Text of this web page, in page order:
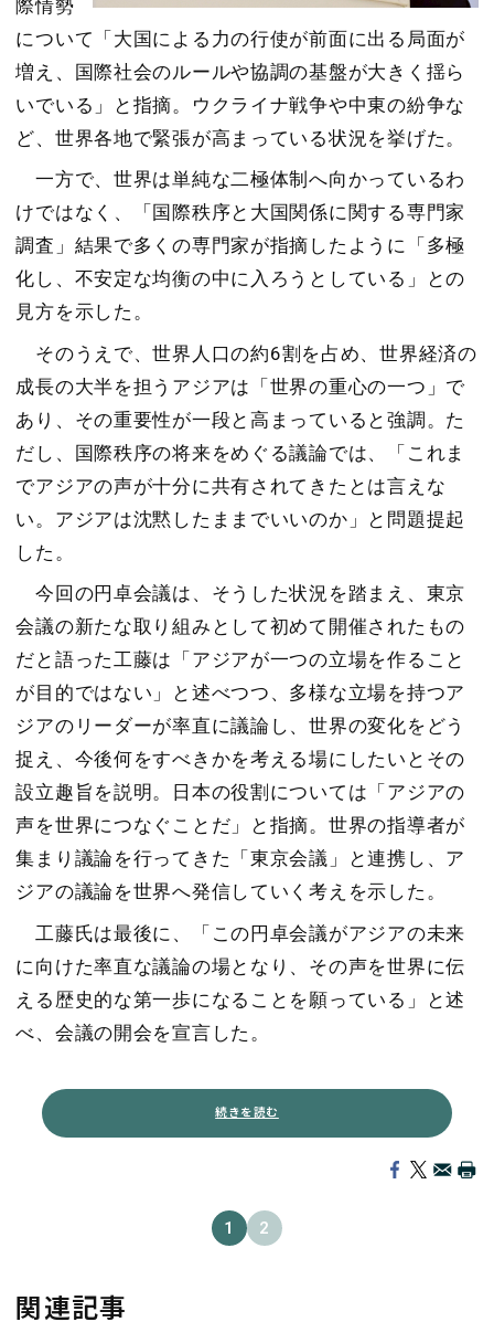
際情勢
について「大国による力の行使が前面に出る局面が
増え、国際社会のルールや協調の基盤が大きく揺ら
いでいる」と指摘。ウクライナ戦争や中東の紛争な
ど、世界各地で緊張が高まっている状況を挙げた。
一方で、世界は単純な二極体制へ向かっているわ
けではなく、「国際秩序と大国関係に関する専門家
調査」結果で多くの専門家が指摘したように「多極
化し、不安定な均衡の中に入ろうとしている」との
見方を示した。
そのうえで、世界人口の約6割を占め、世界経済の
成長の大半を担うアジアは「世界の重心の一つ」で
あり、その重要性が一段と高まっていると強調。た
だし、国際秩序の将来をめぐる議論では、「これま
でアジアの声が十分に共有されてきたとは言えな
い。アジアは沈黙したままでいいのか」と問題提起
した。
今回の円卓会議は、そうした状況を踏まえ、東京
会議の新たな取り組みとして初めて開催されたもの
だと語った工藤は「アジアが一つの立場を作ること
が目的ではない」と述べつつ、多様な立場を持つア
ジアのリーダーが率直に議論し、世界の変化をどう
捉え、今後何をすべきかを考える場にしたいとその
設立趣旨を説明。日本の役割については「アジアの
声を世界につなぐことだ」と指摘。世界の指導者が
集まり議論を行ってきた「東京会議」と連携し、ア
ジアの議論を世界へ発信していく考えを示した。
工藤氏は最後に、「この円卓会議がアジアの未来
に向けた率直な議論の場となり、その声を世界に伝
える歴史的な第一歩になることを願っている」と述
べ、会議の開会を宣言した。
続きを読む
1 2
関連記事